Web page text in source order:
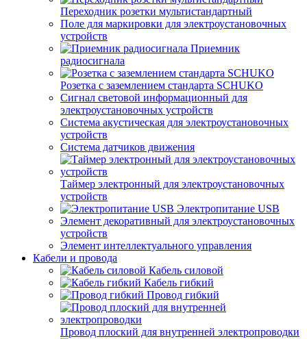
Переходник розетки мультистандартный
Поле для маркировки для электроустановочных
устройств
Приемник
радиосигнала
Розетка с заземлением стандарта SCHUKO
Сигнал световой информационный для
электроустановочных устройств
Система акустическая для электроустановочных
устройств
Система датчиков движения
Таймер электронный для электроустановочных
устройств
Электропитание USB
Элемент декоративный для электроустановочных
устройств
Элемент интеллектуального управления
Кабели и провода
Кабель силовой
Кабель гибкий
Провод гибкий
Провод плоский для внутренней электропроводки